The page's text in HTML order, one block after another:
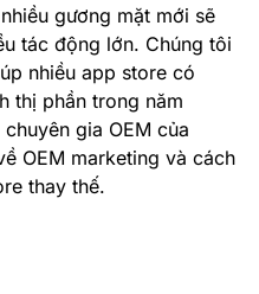
gương mặt mới sẽ
tác động lớn. Chúng tôi
nhiều app store có
thị phần trong năm
gia OEM của
OEM marketing và cách
thay thế.